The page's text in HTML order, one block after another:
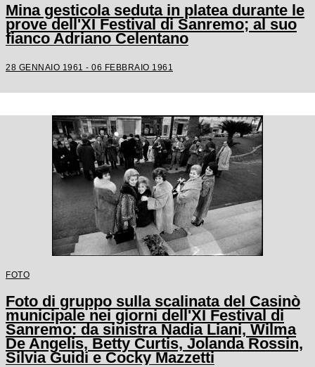
Mina gesticola seduta in platea durante le
prove dell'XI Festival di Sanremo; al suo
fianco Adriano Celentano
28 GENNAIO 1961 - 06 FEBBRAIO 1961
FOTO
Foto di gruppo sulla scalinata del Casinò
municipale nei giorni dell'XI Festival di
Sanremo: da sinistra Nadia Liani, Wilma
De Angelis, Betty Curtis, Jolanda Rossin,
Silvia Guidi e Cocky Mazzetti